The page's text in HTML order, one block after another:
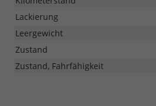
Lackierung
Leergewicht
Zustand
Zustand, Fahrfähigkeit